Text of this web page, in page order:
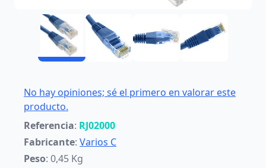
No hay opiniones; sé el primero en valorar este
producto.
Referencia: RJ02000
Fabricante: Varios C
Peso: 0,45 Kg